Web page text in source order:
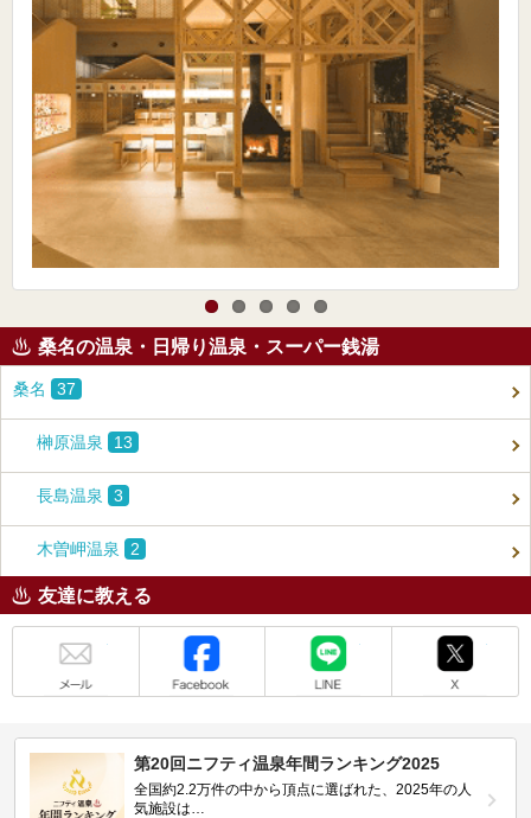
桑名の温泉・日帰り温泉・スーパー銭湯
桑名 37
榊原温泉 13
長島温泉 3
木曽岬温泉 2
友達に教える
第20回ニフティ温泉年間ランキング2025
全国約2.2万件の中から頂点に選ばれた、2025年の人
気施設は…